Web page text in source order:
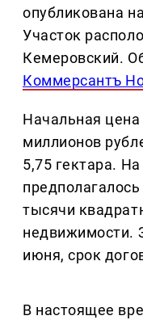
опубликована
Участок
Кемеровский.
Коммерсантъ
Начальная цена
миллионов
5,75 гектара.
тысячи
недвижимости.
июня, срок
В настоящее